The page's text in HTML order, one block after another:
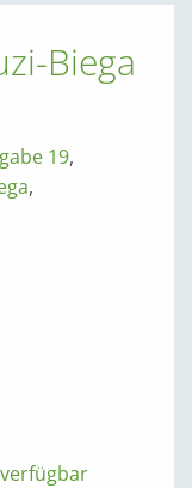
Biega
19,
,